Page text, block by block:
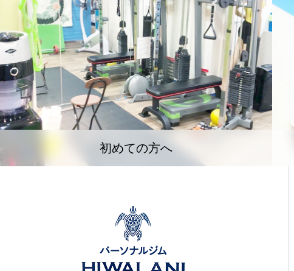
初めての方へ